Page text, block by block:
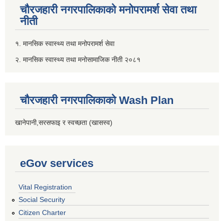
चौरजहारी नगरपालिकाको मनोपरामर्श सेवा तथा
नीती
१. मानसिक स्वास्थ्य तथा मनोपरामर्श सेवा
२. मानसिक स्वास्थ्य तथा मनोसामाजिक नीती २०८१
चौरजहारी नगरपालिकाको Wash Plan
खानेपानी,सरसफाइ र स्वच्छता (खासस्व)
eGov services
Vital Registration
Social Security
Citizen Charter